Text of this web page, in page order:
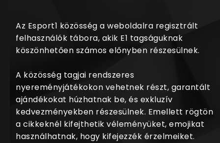
Az Esport1 közösség a weboldalra regisztrált
felhasználók tábora, akik E1 tagságuknak
köszönhetően számos előnyben részesülnek.
A közösség tagjai rendszeres
nyereményjátékokon vehetnek részt, garantált
ajándékokat húzhatnak be, és exkluzív
kedvezményekben részesülnek. Emellett rögtön
a cikkeknél kifejthetik véleményüket, emojikat
használhatnak, hogy kifejezzék érzelmeiket.